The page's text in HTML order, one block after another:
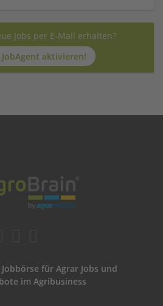
Jobs per E-Mail erhalten?
JobAgent aktivieren!
für Agrar Jobs und
im Agribusiness